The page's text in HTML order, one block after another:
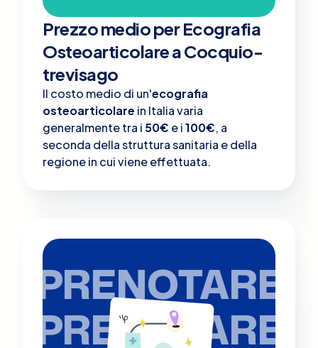
Prezzo medio per Ecografia
Osteoarticolare a Cocquio-
trevisago
Il costo medio di un'ecografia
osteoarticolare in Italia varia
generalmente tra i 50€ e i100€, a
seconda della struttura sanitaria e della
regione in cui viene effettuata.
PRENOTARE
PRENOTARE